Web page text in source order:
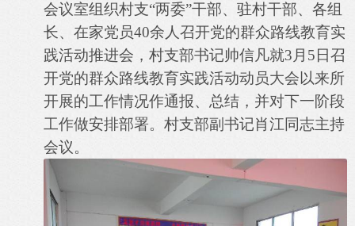
会议室组织村支“两委”干部、驻村干部、各组
长、在家党员40余人召开党的群众路线教育实
践活动推进会，村支部书记帅信凡就3月5日召
开党的群众路线教育实践活动动员大会以来所
开展的工作情况作通报、总结，并对下一阶段
工作做安排部署。村支部副书记肖江同志主持
会议。